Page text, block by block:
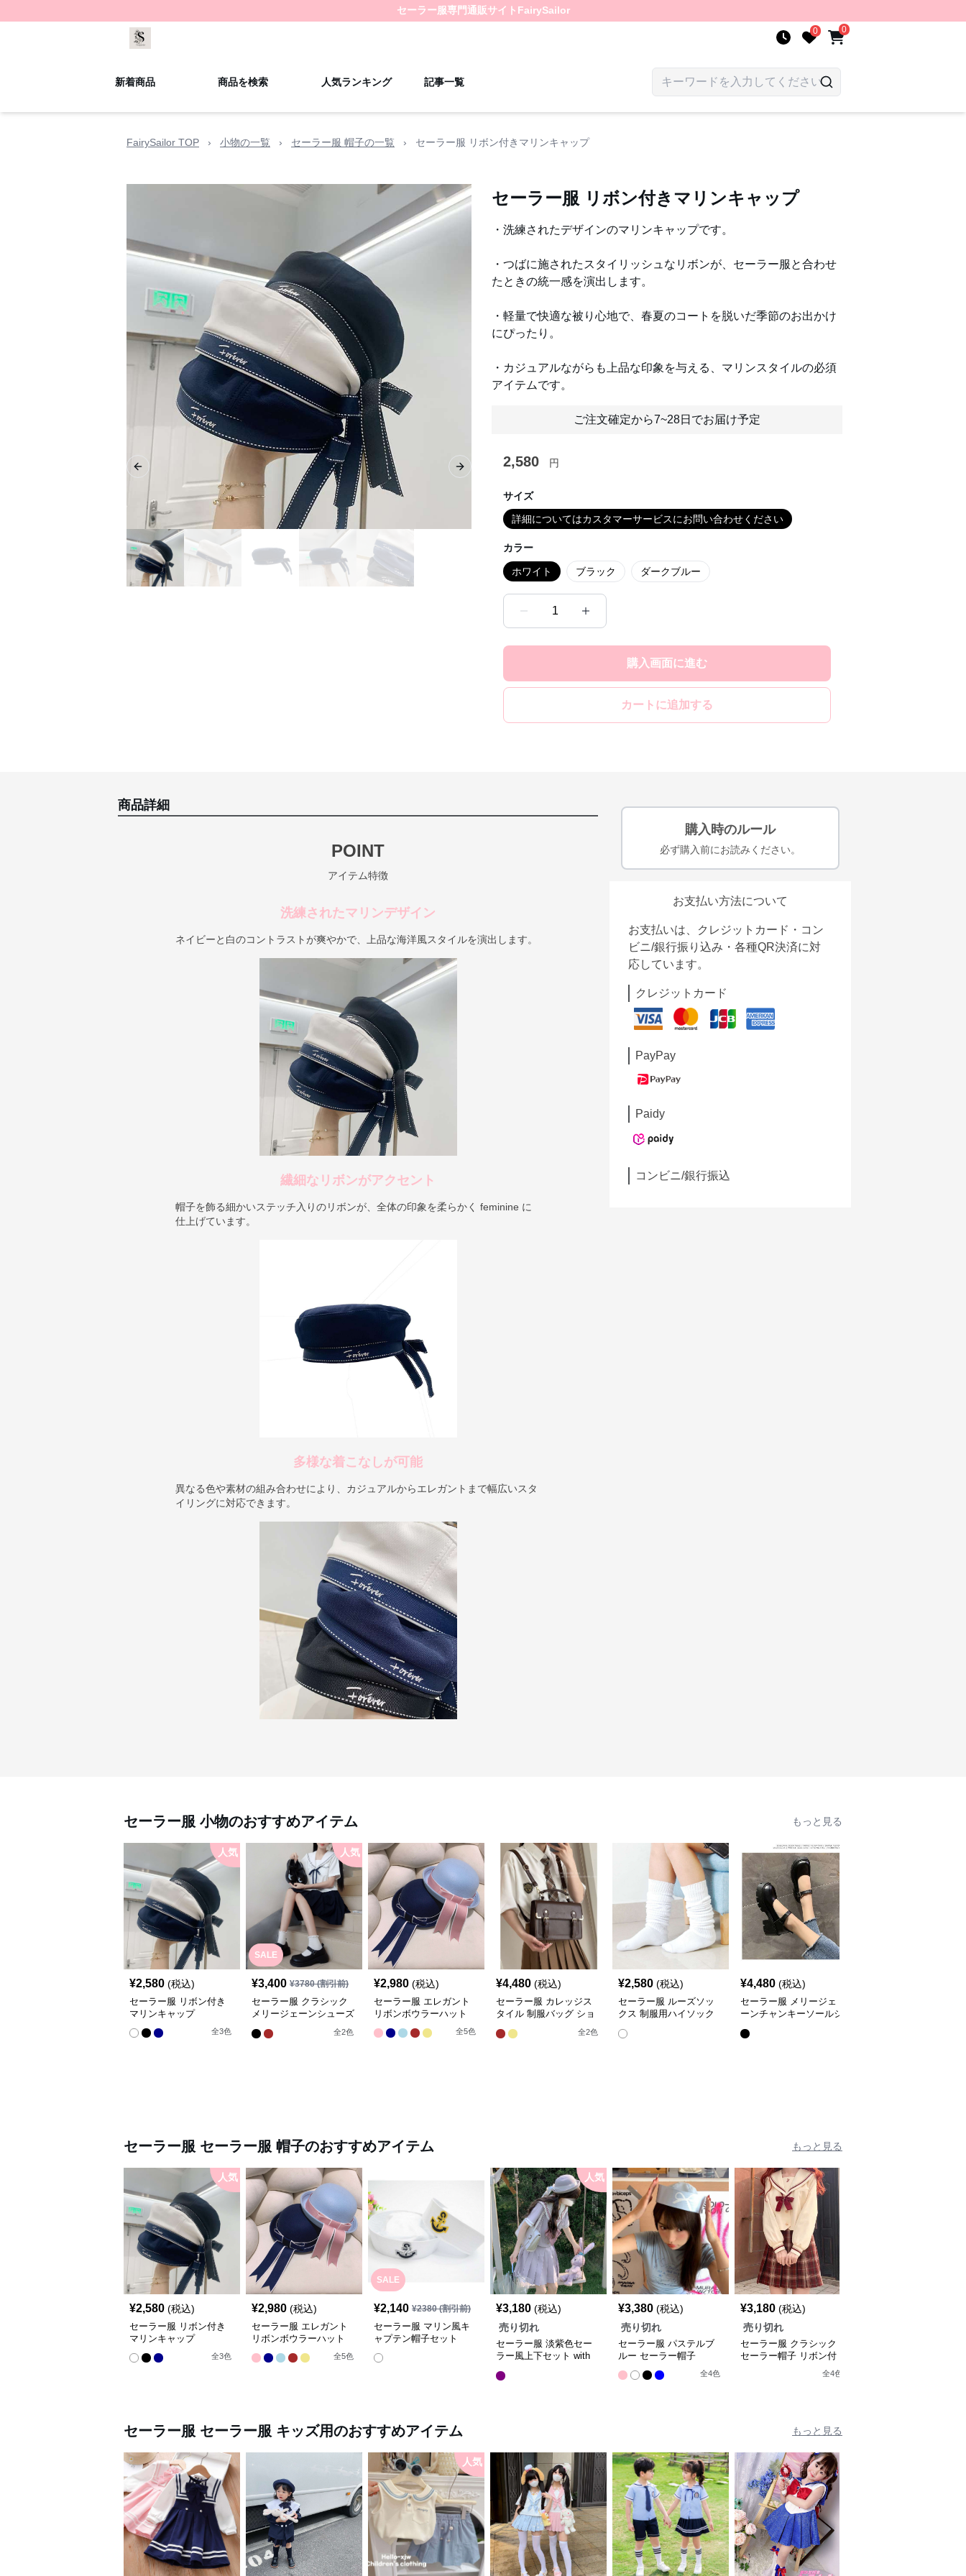
セーラー服専門通販サイト FairySailor
0 0
新着商品 商品を検索 人気ランキング 記事一覧
FairySailor TOP › 小物の一覧 › セーラー服 帽子の一覧 › セーラー服 リボン付きマリンキャップ
Previous slide Next slide
セーラー服 リボン付きマリンキャップ
・洗練されたデザインのマリンキャップです。
・つばに施されたスタイリッシュなリボンが、セーラー服と合わせ
たときの統一感を演出します。
・軽量で快適な被り心地で、春夏のコートを脱いだ季節のお出かけ
にぴったり。
・カジュアルながらも上品な印象を与える、マリンスタイルの必須
アイテムです。
ご注文確定から7~28日でお届け予定
2,580 円
サイズ
詳細についてはカスタマーサービスにお問い合わせください
カラー
ホワイト ブラック ダークブルー
1
購入画面に進む
カートに追加する
商品詳細
POINT
アイテム特徴
洗練されたマリンデザイン
ネイビーと白のコントラストが爽やかで、上品な海洋風スタイルを演出します。
繊細なリボンがアクセント
帽子を飾る細かいステッチ入りのリボンが、全体の印象を柔らかく feminine に
仕上げています。
多様な着こなしが可能
異なる色や素材の組み合わせにより、カジュアルからエレガントまで幅広いスタ
イリングに対応できます。
購入時のルール
必ず購入前にお読みください。
お支払い方法について
お支払いは、クレジットカード・コン
ビニ/銀行振り込み・各種QR決済に対
応しています。
クレジットカード
PayPay
Paidy
コンビニ/銀行振込
セーラー服 小物のおすすめアイテム もっと見る
人気
¥2,580 (税込)
セーラー服 リボン付き
マリンキャップ
全3色
SALE
人気
¥3,400 ¥3780(割引前)
セーラー服 クラシック
メリージェーンシューズ
全2色
¥2,980 (税込)
セーラー服 エレガント
リボンボウラーハット
全5色
¥4,480 (税込)
セーラー服 カレッジス
タイル 制服バッグ ショ
全2色
¥2,580 (税込)
セーラー服 ルーズソッ
クス 制服用ハイソック
¥4,480 (税込)
セーラー服 メリージェ
ーンチャンキーソールシ
セーラー服 セーラー服 帽子のおすすめアイテム もっと見る
人気
¥2,580 (税込)
セーラー服 リボン付き
マリンキャップ
全3色
¥2,980 (税込)
セーラー服 エレガント
リボンボウラーハット
全5色
SALE
¥2,140 ¥2380(割引前)
セーラー服 マリン風キ
ャプテン帽子セット
人気
¥3,180 (税込)
売り切れ
セーラー服 淡紫色セー
ラー風上下セット with
¥3,380 (税込)
売り切れ
セーラー服 パステルブ
ルー セーラー帽子
全4色
¥3,180 (税込)
売り切れ
セーラー服 クラシック
セーラー帽子 リボン付
全4色
セーラー服 セーラー服 キッズ用のおすすめアイテム もっと見る
人気